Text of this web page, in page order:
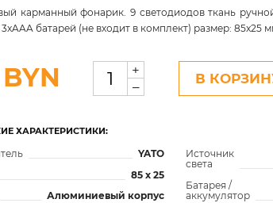
карманный фонарик. 9 светодиодов ткань
батарей (не входит в комплект) размер: 85x25
+
–
В
ХАРАКТЕРИСТИКИ:
YATO
85 x 25
Алюминиевый корпус
Источник
света
Батарея /
аккумулятор